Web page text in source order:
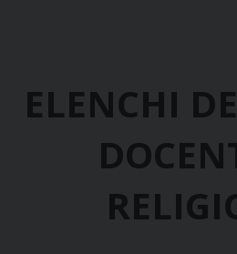
ELENCHI
DO